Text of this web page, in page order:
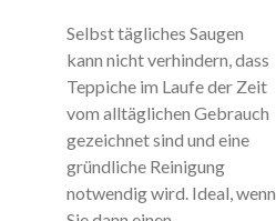
Selbst tägliches Saugen
kann nicht verhindern, dass
Teppiche im Laufe der Zeit
vom alltäglichen Gebrauch
gezeichnet sind und eine
gründliche Reinigung
notwendig wird. Ideal, wenn